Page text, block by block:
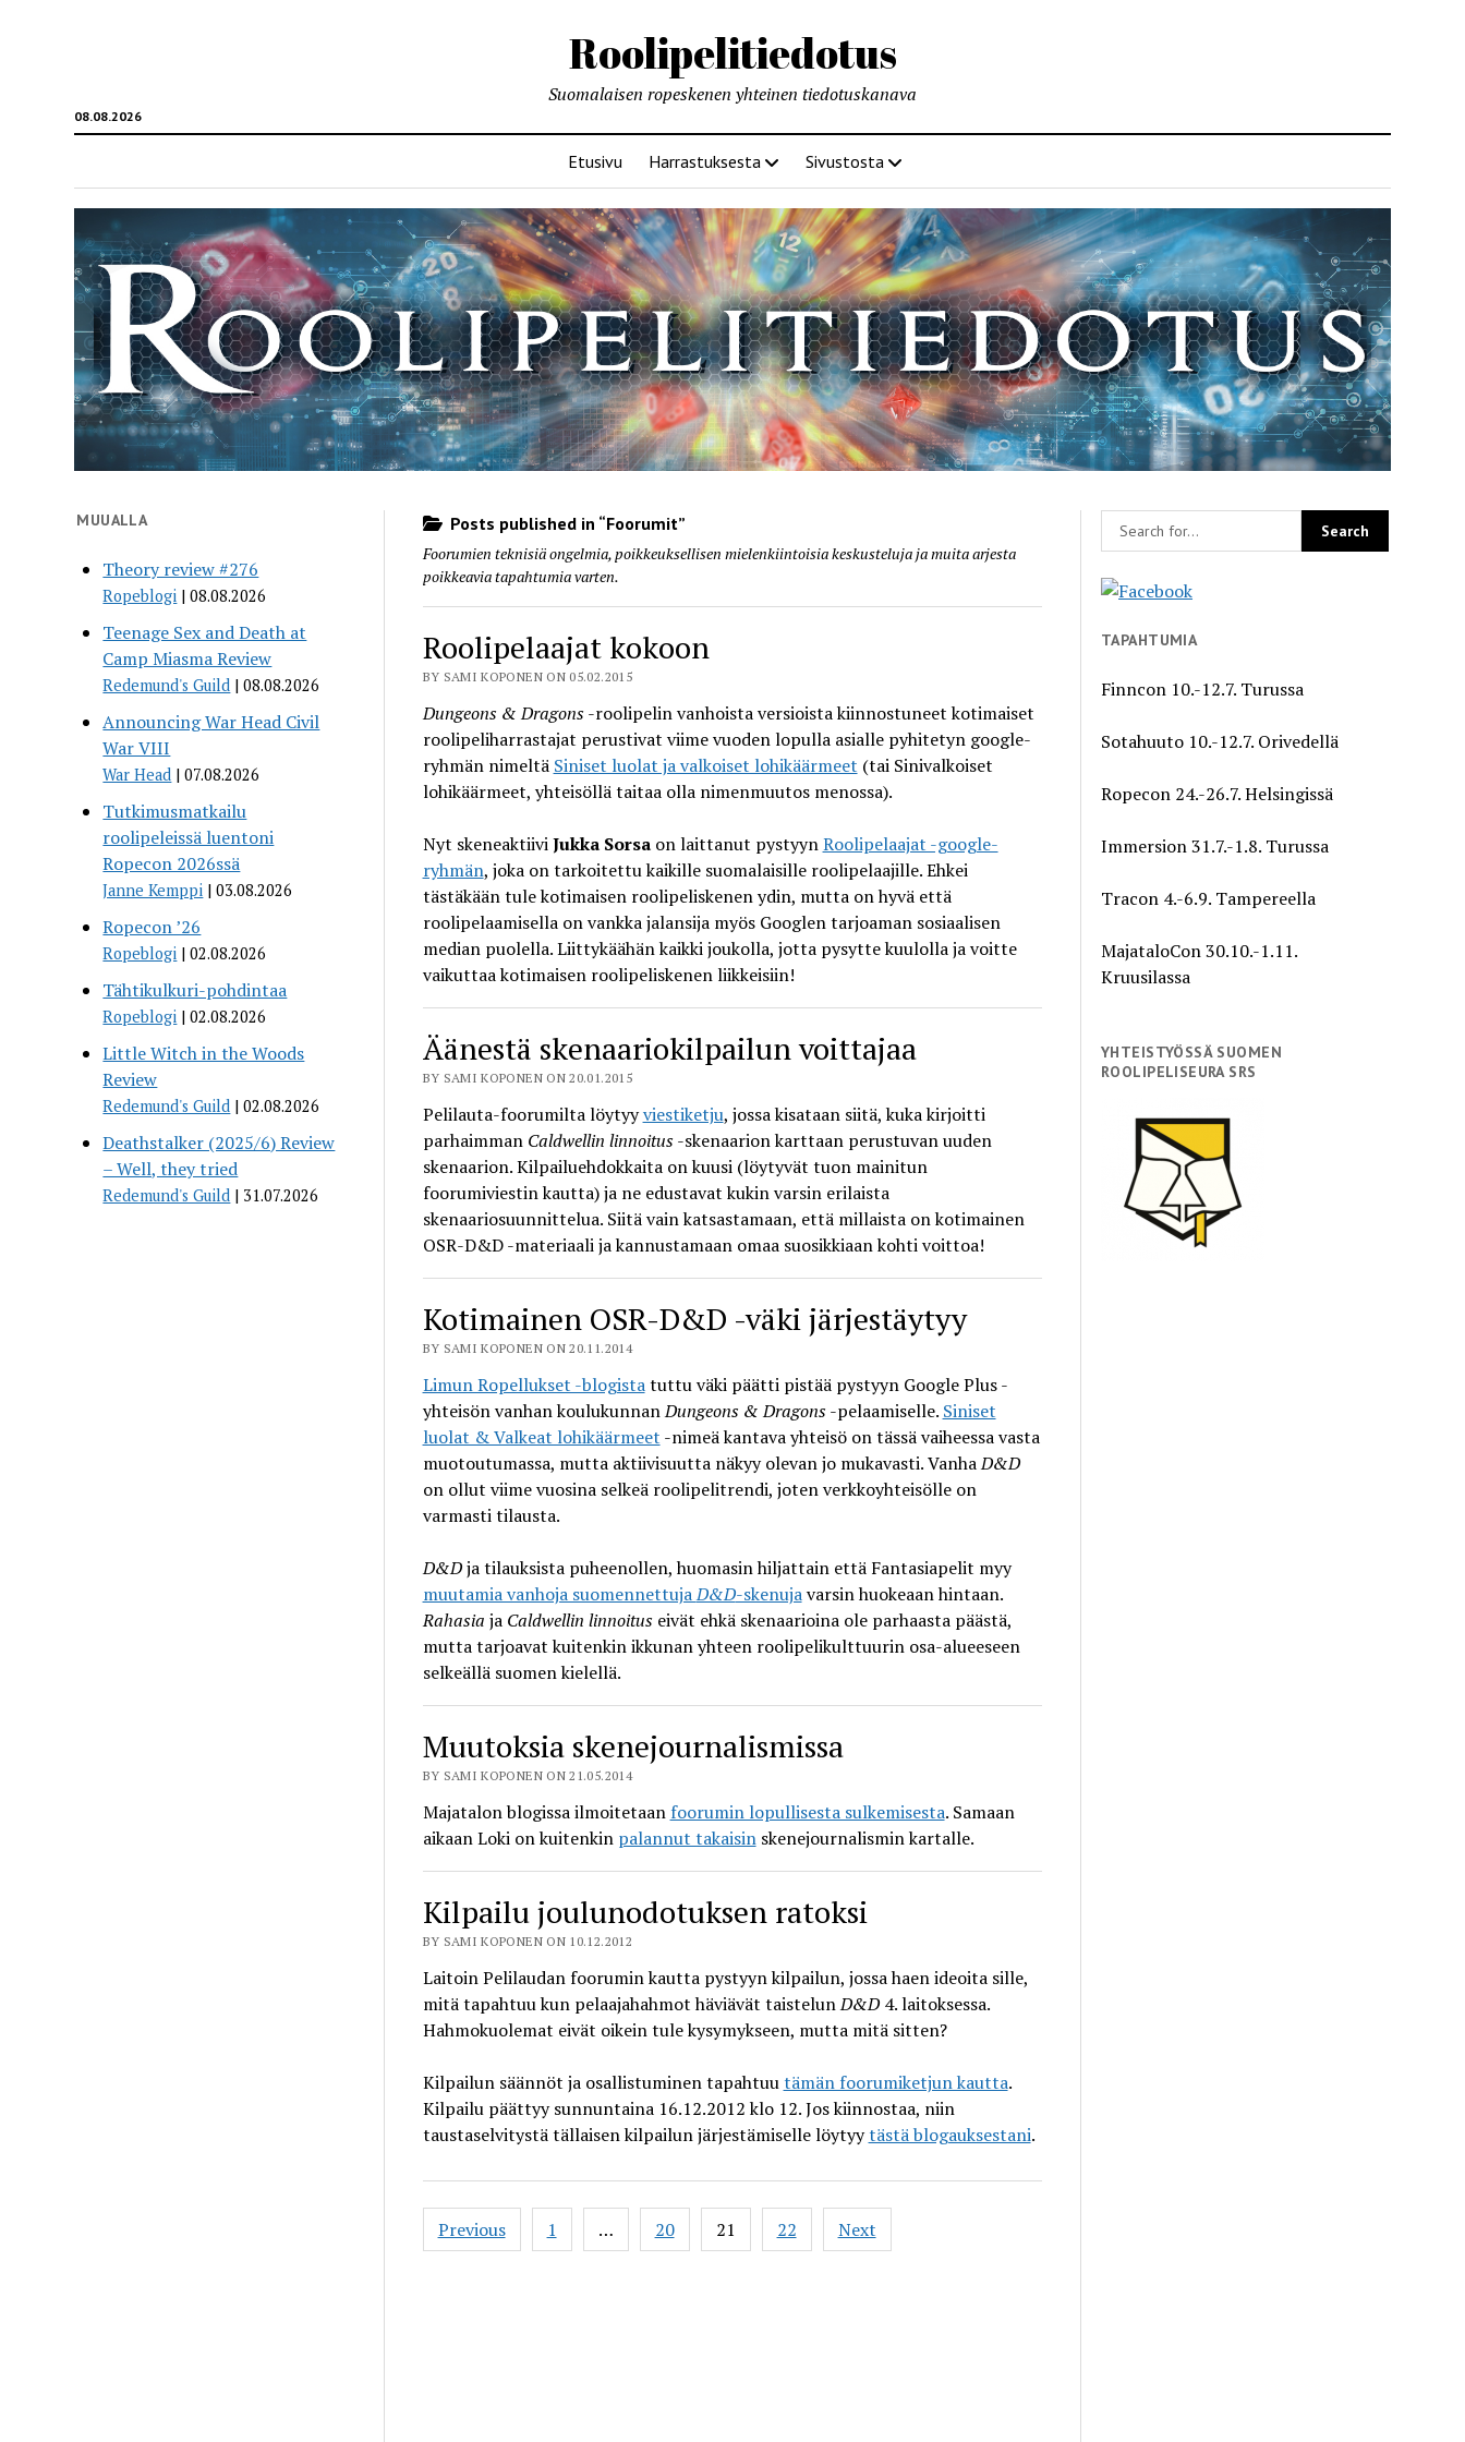
Roolipelitiedotus
08.08.2026
Suomalaisen ropeskenen yhteinen tiedotuskanava
Etusivu Harrastuksesta Sivustosta
MUUALLA
Theory review #276
Ropeblogi 08.08.2026
Teenage Sex and Death at
Camp Miasma Review
Redemund's Guild 08.08.2026
Announcing War Head Civil
War VIII
War Head 07.08.2026
Tutkimusmatkailu
roolipeleissä luentoni
Ropecon 2026ssä
Janne Kemppi 03.08.2026
Ropecon ’26
Ropeblogi 02.08.2026
Tähtikulkuri-pohdintaa
Ropeblogi 02.08.2026
Little Witch in the Woods
Review
Redemund's Guild 02.08.2026
Deathstalker (2025/6) Review
– Well, they tried
Redemund's Guild 31.07.2026
Posts published in “Foorumit”
Foorumien teknisiä ongelmia, poikkeuksellisen mielenkiintoisia keskusteluja ja muita arjesta
poikkeavia tapahtumia varten.
Roolipelaajat kokoon
BY SAMI KOPONEN ON 05.02.2015
Dungeons & Dragons-roolipelin vanhoista versioista kiinnostuneet kotimaiset
roolipeliharrastajat perustivat viime vuoden lopulla asialle pyhitetyn google-
ryhmän nimeltä Siniset luolat ja valkoiset lohikäärmeet (tai Sinivalkoiset
lohikäärmeet, yhteisöllä taitaa olla nimenmuutos menossa).
Nyt skeneaktiiviJukka Sorsaon laittanut pystyynRoolipelaajat -google-
ryhmän, joka on tarkoitettu kaikille suomalaisille roolipelaajille. Ehkei
tästäkään tule kotimaisen roolipeliskenen ydin, mutta on hyvä että
roolipelaamisella on vankka jalansija myös Googlen tarjoaman sosiaalisen
median puolella. Liittykäähän kaikki joukolla, jotta pysytte kuulolla ja voitte
vaikuttaa kotimaisen roolipeliskenen liikkeisiin!
Äänestä skenaariokilpailun voittajaa
BY SAMI KOPONEN ON 20.01.2015
Pelilauta-foorumilta löytyyviestiketju, jossa kisataan siitä, kuka kirjoitti
parhaimman Caldwellin linnoitus-skenaarion karttaan perustuvan uuden
skenaarion. Kilpailuehdokkaita on kuusi (löytyvät tuon mainitun
foorumiviestin kautta) ja ne edustavat kukin varsin erilaista
skenaariosuunnittelua. Siitä vain katsastamaan, että millaista on kotimainen
OSR-D&D -materiaali ja kannustamaan omaa suosikkiaan kohti voittoa!
Kotimainen OSR-D&D -väki järjestäytyy
BY SAMI KOPONEN ON 20.11.2014
Limun Ropellukset -blogistatuttu väki päätti pistää pystyyn Google Plus -
yhteisön vanhan koulukunnanDungeons & Dragons-pelaamiselle. Siniset
luolat & Valkeat lohikäärmeet -nimeä kantava yhteisö on tässä vaiheessa vasta
muotoutumassa, mutta aktiivisuutta näkyy olevan jo mukavasti. VanhaD&D
on ollut viime vuosina selkeä roolipelitrendi, joten verkkoyhteisölle on
varmasti tilausta.
D&Dja tilauksista puheenollen, huomasin hiljattain että Fantasiapelit myy
muutamia vanhoja suomennettujaD&D-skenujavarsin huokeaan hintaan.
Rahasia ja Caldwellin linnoituseivät ehkä skenaarioina ole parhaasta päästä,
mutta tarjoavat kuitenkin ikkunan yhteen roolipelikulttuurin osa-alueeseen
selkeällä suomen kielellä.
Muutoksia skenejournalismissa
BY SAMI KOPONEN ON 21.05.2014
Majatalon blogissa ilmoitetaan foorumin lopullisesta sulkemisesta. Samaan
aikaan Loki on kuitenkin palannut takaisinskenejournalismin kartalle.
Kilpailu joulunodotuksen ratoksi
BY SAMI KOPONEN ON 10.12.2012
Laitoin Pelilaudan foorumin kautta pystyyn kilpailun, jossa haen ideoita sille,
mitä tapahtuu kun pelaajahahmot häviävät taistelunD&D4. laitoksessa.
Hahmokuolemat eivät oikein tule kysymykseen, mutta mitä sitten?
Kilpailun säännöt ja osallistuminen tapahtuutämän foorumiketjun kautta.
Kilpailu päättyy sunnuntaina 16.12.2012 klo 12. Jos kiinnostaa, niin
taustaselvitystä tällaisen kilpailun järjestämiselle löytyytästä blogauksestani.
Posts
pagination
Previous 1 … 20 21 22 Next
TAPAHTUMIA
Finncon 10.-12.7. Turussa
Sotahuuto 10.-12.7. Orivedellä
Ropecon 24.-26.7. Helsingissä
Immersion 31.7.-1.8. Turussa
Tracon 4.-6.9. Tampereella
MajataloCon 30.10.-1.11.
Kruusilassa
YHTEISTYÖSSÄ SUOMEN
ROOLIPELISEURA SRS